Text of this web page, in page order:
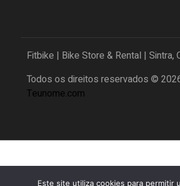
Fitbike | Bike Store & Rental | Sintra,
Todos os direitos reservados ©
Teunome.com
Este site utiliza cookies para permitir